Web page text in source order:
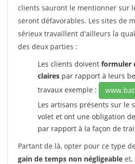
clients sauront le mentionner sur
seront défavorables. Les sites de
sérieux travaillent d'ailleurs la
des deux parties :
Les clients doivent formuler
claires par rapport à leurs
travaux exemple :
Les artisans présents sur le
volet et ont une obligation
par rapport à la façon de
Partant de là, opter pour ce type
gain de temps non négligeable et,